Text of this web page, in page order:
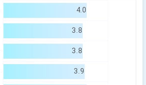
4.0
3.8
3.8
3.9